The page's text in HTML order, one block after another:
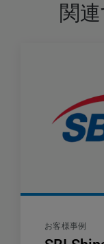
関
お客様事例